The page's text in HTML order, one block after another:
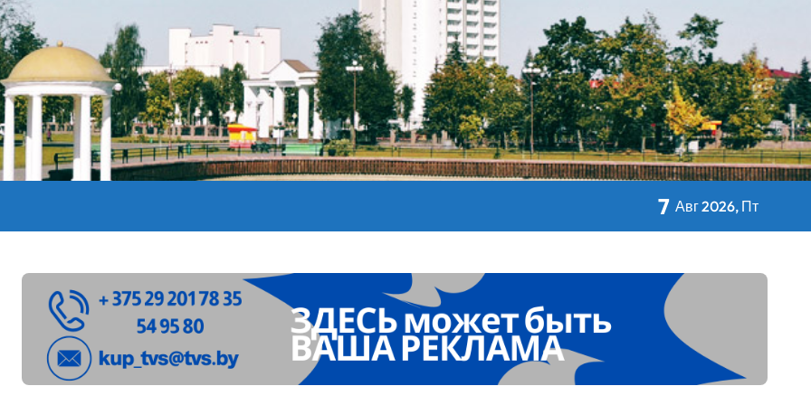
в Беларуси из-за жары
аппараты. Минобразования об изменениях в школьном питании
ожидаются дожди и грозы
Мастерица из Молодечно о 50-килограммовом каравае для Дворца Независимости
детей с 1 сентября, рассказали в правительстве
рассказали о погоде на сегодня
7 Авг 2026, Пт